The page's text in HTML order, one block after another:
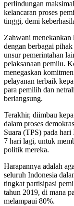
perlindungan
kelancaran proses
tinggi, demi
Zahwani
dengan berbagai
unsur pemerintahan
pelaksanaan pemilu.
menegaskan
pelayanan terbaik
para pemilih dan
berlangsung.
Terakhir, diimbau
dalam proses
Suara (TPS) pada
7 hari lagi, untuk
politik mereka.
Harapannya adalah
seluruh Indonesia
tingkat partisipasi
tahun 2019, di mana
melampaui 80%.